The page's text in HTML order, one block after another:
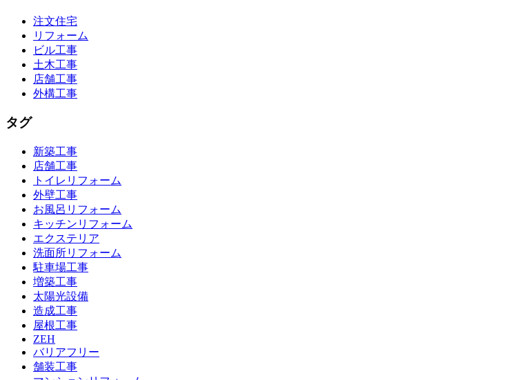
注文住宅
リフォーム
ビル工事
土木工事
店舗工事
外構工事
タグ
新築工事
店舗工事
トイレリフォーム
外壁工事
お風呂リフォーム
キッチンリフォーム
エクステリア
洗面所リフォーム
駐車場工事
増築工事
太陽光設備
造成工事
屋根工事
ZEH
バリアフリー
舗装工事